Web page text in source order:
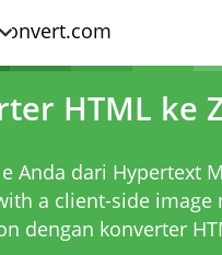
HTML ke
Anda dari Hypertext
a client-side image
dengan konverter